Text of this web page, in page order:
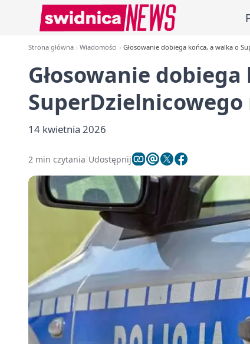
Strona główna Wiadomości Głosowanie dobiega końca, a walka o
Głosowanie
14 kwietnia 2026
2 min czytania Udostępnij